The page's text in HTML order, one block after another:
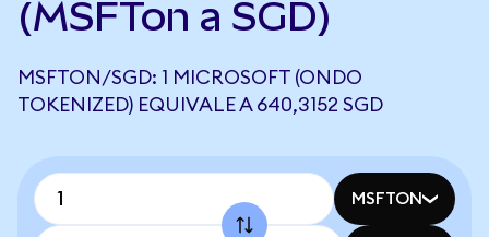
(MSFTon a SGD)
MSFTON/SGD: 1 MICROSOFT (ONDO
TOKENIZED) EQUIVALE A 640,3152 SGD
MSFTON